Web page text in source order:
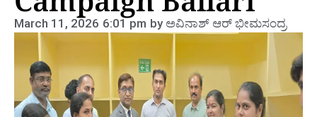
March 11, 2026 6:01 pm byಅವಿನಾಶ್‌ ಆರ್‌ ಭೀಮಸಂದ್ರ